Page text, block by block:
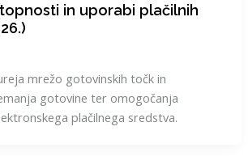
in uporabi plačilnih
mrežo gotovinskih točk in
gotovine ter omogočanja
plačilnega sredstva.